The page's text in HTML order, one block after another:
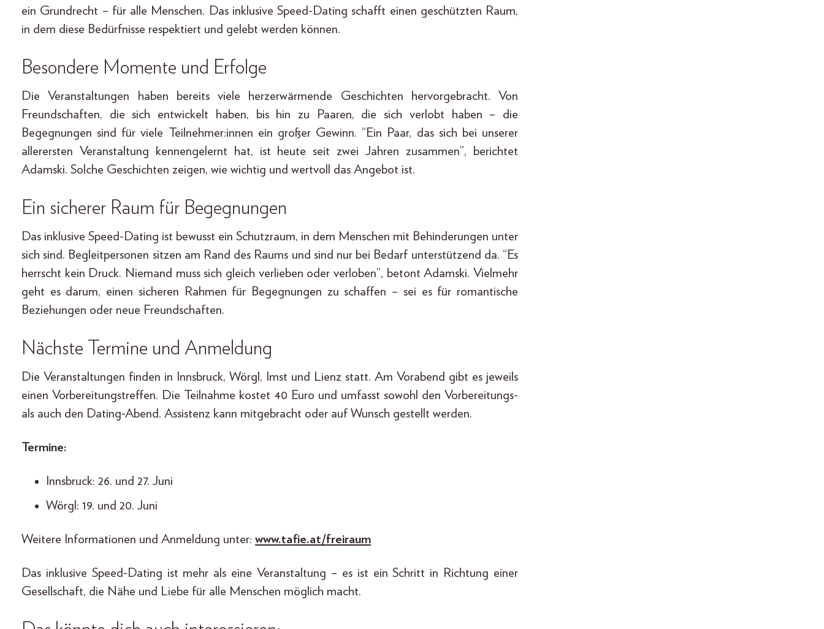
ein Grundrecht – für alle Menschen. Das inklusive Speed-Dating schafft einen geschützten Raum,
in dem diese Bedürfnisse respektiert und gelebt werden können.
Besondere Momente und Erfolge
Die Veranstaltungen haben bereits viele herzerwärmende Geschichten hervorgebracht. Von
Freundschaften, die sich entwickelt haben, bis hin zu Paaren, die sich verlobt haben – die
Begegnungen sind für viele Teilnehmer:innen ein großer Gewinn. “Ein Paar, das sich bei unserer
allerersten Veranstaltung kennengelernt hat, ist heute seit zwei Jahren zusammen”, berichtet
Adamski. Solche Geschichten zeigen, wie wichtig und wertvoll das Angebot ist.
Ein sicherer Raum für Begegnungen
Das inklusive Speed-Dating ist bewusst ein Schutzraum, in dem Menschen mit Behinderungen unter
sich sind. Begleitpersonen sitzen am Rand des Raums und sind nur bei Bedarf unterstützend da. “Es
herrscht kein Druck. Niemand muss sich gleich verlieben oder verloben”, betont Adamski. Vielmehr
geht es darum, einen sicheren Rahmen für Begegnungen zu schaffen – sei es für romantische
Beziehungen oder neue Freundschaften.
Nächste Termine und Anmeldung
Die Veranstaltungen finden in Innsbruck, Wörgl, Imst und Lienz statt. Am Vorabend gibt es jeweils
einen Vorbereitungstreffen. Die Teilnahme kostet 40 Euro und umfasst sowohl den Vorbereitungs-
als auch den Dating-Abend. Assistenz kann mitgebracht oder auf Wunsch gestellt werden.
Termine:
Innsbruck: 26. und 27. Juni
Wörgl: 19. und 20. Juni
Weitere Informationen und Anmeldung unter: www.tafie.at/freiraum
Das inklusive Speed-Dating ist mehr als eine Veranstaltung – es ist ein Schritt in Richtung einer
Gesellschaft, die Nähe und Liebe für alle Menschen möglich macht.